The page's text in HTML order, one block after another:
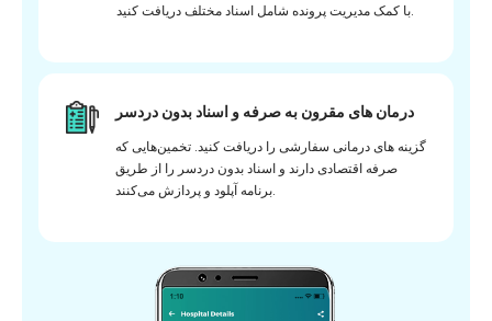
با کمک مدیریت پرونده شامل اسناد مختلف دریافت کنید.
درمان های مقرون به صرفه و اسناد بدون دردسر
گزینه های درمانی سفارشی را دریافت کنید. تخمین‌هایی که
صرفه اقتصادی دارند و اسناد بدون دردسر را از طریق
برنامه آپلود و پردازش می‌کنند.